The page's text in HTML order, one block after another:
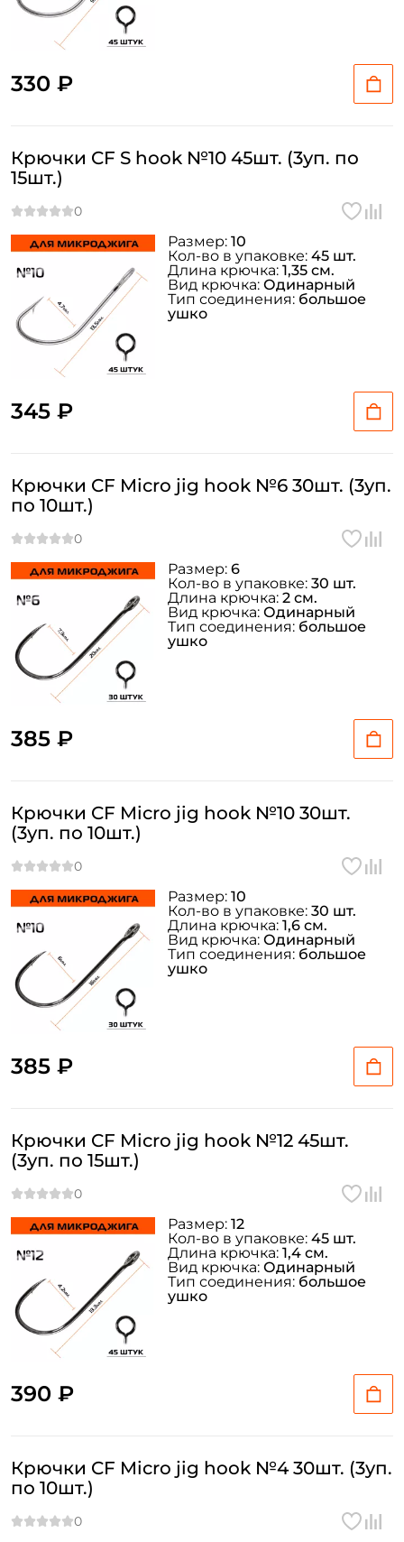
330 ₽
Крючки CF S hook №10 45шт. (3уп. по
15шт.)
345 ₽
Размер: 10
Кол-во в упаковке: 45 шт.
Длина крючка: 1,35 см.
Вид крючка: Одинарный
Тип соединения: большое
ушко
Крючки CF Micro jig hook №6 30шт. (3уп.
по 10шт.)
385 ₽
Размер: 6
Кол-во в упаковке: 30 шт.
Длина крючка: 2 см.
Вид крючка: Одинарный
Тип соединения: большое
ушко
Крючки CF Micro jig hook №10 30шт.
(3уп. по 10шт.)
385 ₽
Размер: 10
Кол-во в упаковке: 30 шт.
Длина крючка: 1,6 см.
Вид крючка: Одинарный
Тип соединения: большое
ушко
Крючки CF Micro jig hook №12 45шт.
(3уп. по 15шт.)
390 ₽
Размер: 12
Кол-во в упаковке: 45 шт.
Длина крючка: 1,4 см.
Вид крючка: Одинарный
Тип соединения: большое
ушко
Крючки CF Micro jig hook №4 30шт. (3уп.
по 10шт.)